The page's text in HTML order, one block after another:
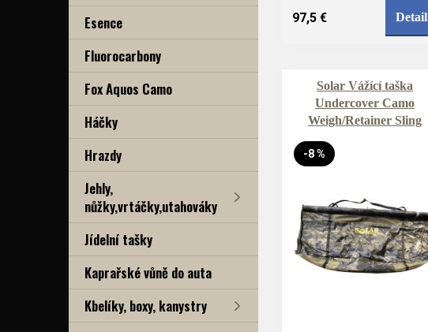
Esence
Fluorocarbony
Fox Aquos Camo
Háčky
Hrazdy
Jehly,
nůžky,vrtáčky,utahováky
Jídelní tašky
Kaprařské vůně do auta
Kbelíky, boxy, kanystry
97,5 € Detail
Solar Vážící taška
Undercover Camo
Weigh/Retainer Sling
-8 %